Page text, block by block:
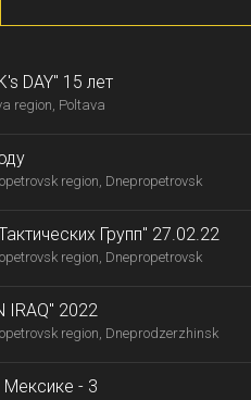
DAY" 15 лет
region, Poltava
region, Dnepropetrovsk
Групп" 27.02.22
region, Dnepropetrovsk
IRAQ" 2022
region, Dneprodzerzhinsk
- 3